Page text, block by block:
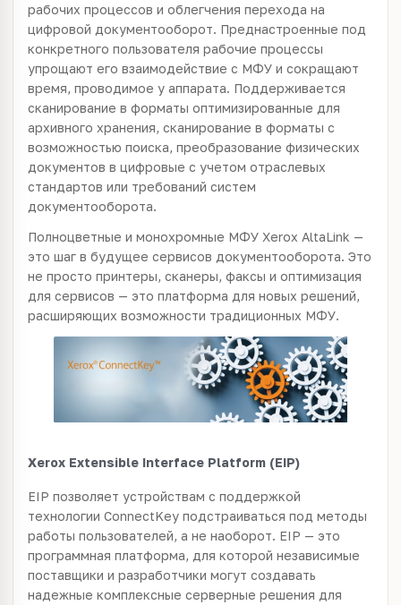
рабочих процессов и облегчения перехода на
цифровой документооборот. Преднастроенные под
конкретного пользователя рабочие процессы
упрощают его взаимодействие с МФУ и сокращают
время, проводимое у аппарата. Поддерживается
сканирование в форматы оптимизированные для
архивного хранения, сканирование в форматы с
возможностью поиска, преобразование физических
документов в цифровые с учетом отраслевых
стандартов или требований систем
документооборота.
Полноцветные и монохромные МФУ Xerox AltaLink —
это шаг в будущее сервисов документооборота. Это
не просто принтеры, сканеры, факсы и оптимизация
для сервисов — это платформа для новых решений,
расширяющих возможности традиционных МФУ.
Xerox Extensible Interface Platform (EIP)
EIP позволяет устройствам с поддержкой
технологии ConnectKey подстраиваться под методы
работы пользователей, а не наоборот. EIP — это
программная платформа, для которой независимые
поставщики и разработчики могут создавать
надежные комплексные серверные решения для